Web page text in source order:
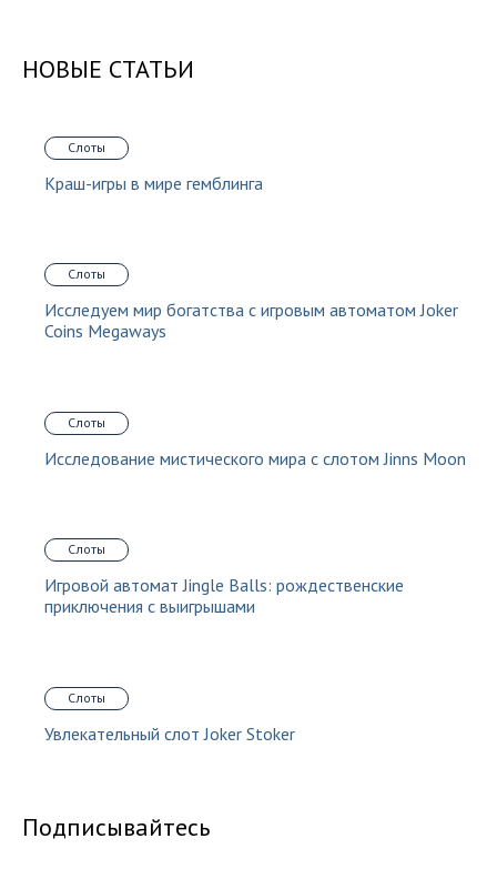
НОВЫЕ СТАТЬИ
Слоты
Краш-игры в мире гемблинга
Слоты
Исследуем мир богатства с игровым автоматом Joker
Coins Megaways
Слоты
Исследование мистического мира с слотом Jinns Moon
Слоты
Игровой автомат Jingle Balls: рождественские
приключения с выигрышами
Слоты
Увлекательный слот Joker Stoker
Подписывайтесь